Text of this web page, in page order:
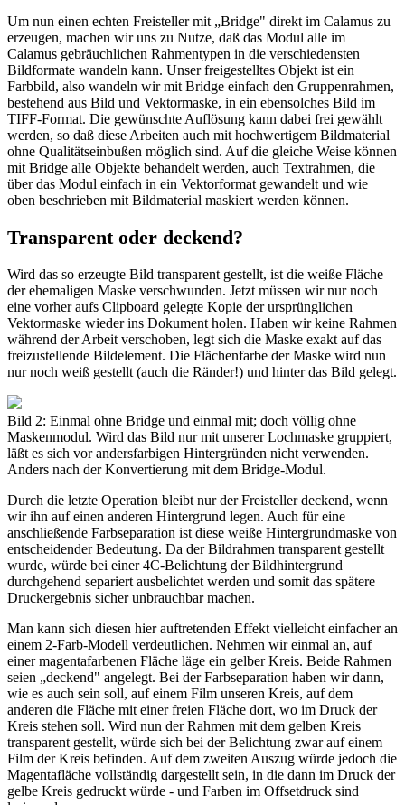
Um nun einen echten Freisteller mit „Bridge" direkt im Calamus zu
erzeugen, machen wir uns zu Nutze, daß das Modul alle im
Calamus gebräuchlichen Rahmentypen in die verschiedensten
Bildformate wandeln kann. Unser freigestelltes Objekt ist ein
Farbbild, also wandeln wir mit Bridge einfach den Gruppenrahmen,
bestehend aus Bild und Vektormaske, in ein ebensolches Bild im
TIFF-Format. Die gewünschte Auflösung kann dabei frei gewählt
werden, so daß diese Arbeiten auch mit hochwertigem Bildmaterial
ohne Qualitätseinbußen möglich sind. Auf die gleiche Weise können
mit Bridge alle Objekte behandelt werden, auch Textrahmen, die
über das Modul einfach in ein Vektorformat gewandelt und wie
oben beschrieben mit Bildmaterial maskiert werden können.
Transparent oder deckend?
Wird das so erzeugte Bild transparent gestellt, ist die weiße Fläche
der ehemaligen Maske verschwunden. Jetzt müssen wir nur noch
eine vorher aufs Clipboard gelegte Kopie der ursprünglichen
Vektormaske wieder ins Dokument holen. Haben wir keine Rahmen
während der Arbeit verschoben, legt sich die Maske exakt auf das
freizustellende Bildelement. Die Flächenfarbe der Maske wird nun
nur noch weiß gestellt (auch die Ränder!) und hinter das Bild gelegt.
Bild 2: Einmal ohne Bridge und einmal mit; doch völlig ohne
Maskenmodul. Wird das Bild nur mit unserer Lochmaske gruppiert,
läßt es sich vor andersfarbigen Hintergründen nicht verwenden.
Anders nach der Konvertierung mit dem Bridge-Modul.
Durch die letzte Operation bleibt nur der Freisteller deckend, wenn
wir ihn auf einen anderen Hintergrund legen. Auch für eine
anschließende Farbseparation ist diese weiße Hintergrundmaske von
entscheidender Bedeutung. Da der Bildrahmen transparent gestellt
wurde, würde bei einer 4C-Belichtung der Bildhintergrund
durchgehend separiert ausbelichtet werden und somit das spätere
Druckergebnis sicher unbrauchbar machen.
Man kann sich diesen hier auftretenden Effekt vielleicht einfacher an
einem 2-Farb-Modell verdeutlichen. Nehmen wir einmal an, auf
einer magentafarbenen Fläche läge ein gelber Kreis. Beide Rahmen
seien „deckend" angelegt. Bei der Farbseparation haben wir dann,
wie es auch sein soll, auf einem Film unseren Kreis, auf dem
anderen die Fläche mit einer freien Fläche dort, wo im Druck der
Kreis stehen soll. Wird nun der Rahmen mit dem gelben Kreis
transparent gestellt, würde sich bei der Belichtung zwar auf einem
Film der Kreis befinden. Auf dem zweiten Auszug würde jedoch die
Magentafläche vollständig dargestellt sein, in die dann im Druck der
gelbe Kreis gedruckt würde - und Farben im Offsetdruck sind